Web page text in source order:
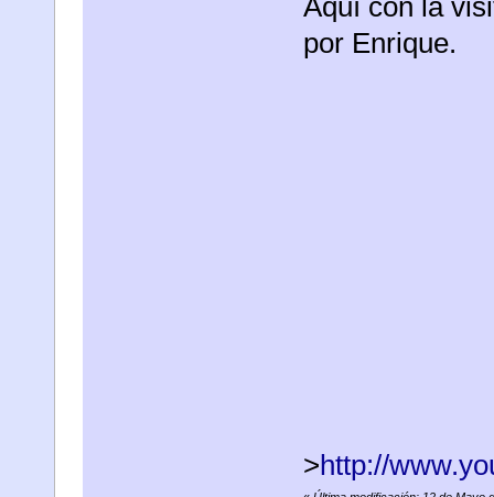
Aquí con la
por Enrique.
>http://